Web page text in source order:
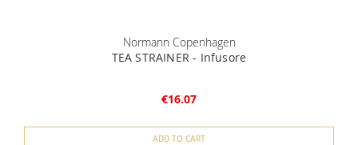
Normann Copenhagen
TEA STRAINER - Infusore
€16.07
ADD TO CART